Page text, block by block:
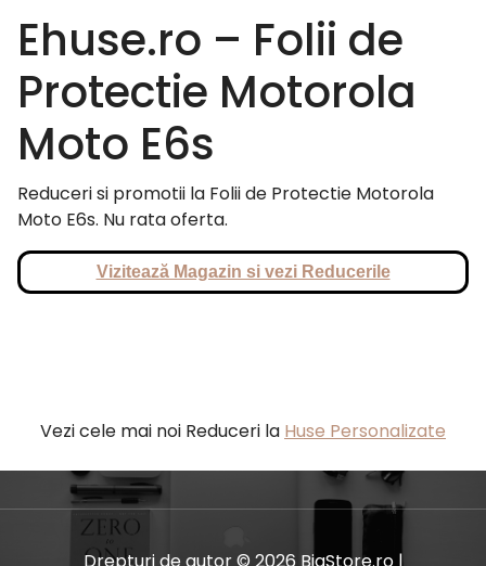
Ehuse.ro – Folii de
Protectie Motorola
Moto E6s
Reduceri si promotii la Folii de Protectie Motorola
Moto E6s. Nu rata oferta.
Vizitează Magazin si vezi Reducerile
Vezi cele mai noi Reduceri la Huse Personalizate